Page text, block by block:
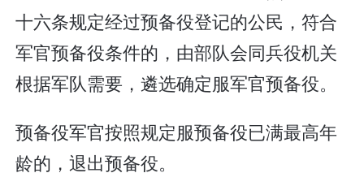
十六条规定经过预备役登记的公民，符合
军官预备役条件的，由部队会同兵役机关
根据军队需要，遴选确定服军官预备役。
预备役军官按照规定服预备役已满最高年
龄的，退出预备役。